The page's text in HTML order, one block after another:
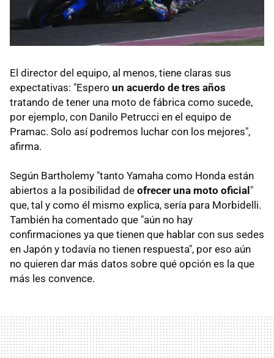
El director del equipo, al menos, tiene claras sus
expectativas: "Espero un acuerdo de tres años
tratando de tener una moto de fábrica como sucede,
por ejemplo, con Danilo Petrucci en el equipo de
Pramac. Solo así podremos luchar con los mejores",
afirma.
Según Bartholemy "tanto Yamaha como Honda están
abiertos a la posibilidad de ofrecer una moto oficial"
que, tal y como él mismo explica, sería para Morbidelli.
También ha comentado que "aún no hay
confirmaciones ya que tienen que hablar con sus sedes
en Japón y todavía no tienen respuesta", por eso aún
no quieren dar más datos sobre qué opción es la que
más les convence.